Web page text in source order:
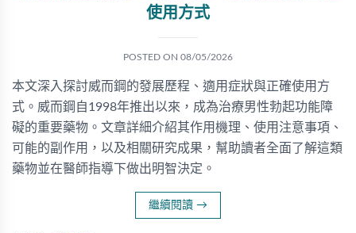
使用方式
POSTED ON 08/05/2026
本文深入探討威而鋼的發展歷程、適用症狀與正確使用方
式。威而鋼自1998年推出以來，成為治療男性勃起功能障
礙的重要藥物。文章詳細介紹其作用機理、使用注意事項、
可能的副作用，以及相關研究成果，幫助讀者全面了解這類
藥物並在醫師指導下做出明智決定。
繼續閱讀 →